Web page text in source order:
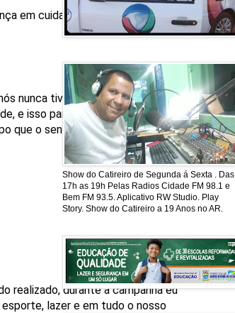
em cuidar de uma pasta tão
nunca tivemos, eu falo com
e isso para nós era um sonho ter
que o senhor está entregando
realizado, durante a campanha eu
lazer e em tudo o nosso
Show do Catireiro de Segunda á Sexta . Das
17h as 19h Pelas Radios Cidade FM 98.1 e
Bem FM 93.5. Aplicativo RW Studio. Play
Story. Show do Catireiro a 19 Anos no AR.